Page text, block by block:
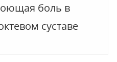
боль в
суставе